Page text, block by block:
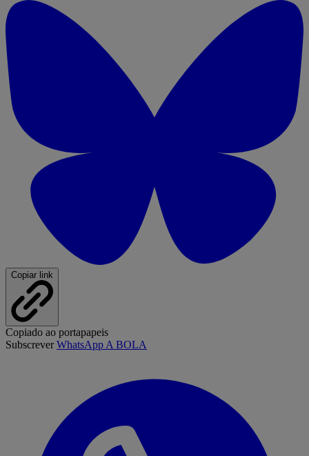
Copiar link
Copiado ao portapapeis
SubscreverWhatsApp A BOLA